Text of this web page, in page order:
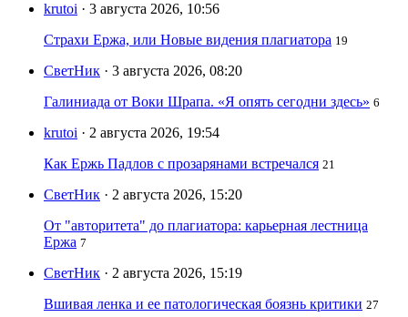
krutoi · 3 августа 2026, 10:56
Страхи Ержа, или Новые видения плагиатора 19
СветНик · 3 августа 2026, 08:20
Галиниада от Воки Шрапа. «Я опять сегодни здесь» 6
krutoi · 2 августа 2026, 19:54
Как Ержь Падлов с прозарянами встречался 21
СветНик · 2 августа 2026, 15:20
От "авторитета" до плагиатора: карьерная лестница
Ержа 7
СветНик · 2 августа 2026, 15:19
Вшивая ленка и ее патологическая боязнь критики 27